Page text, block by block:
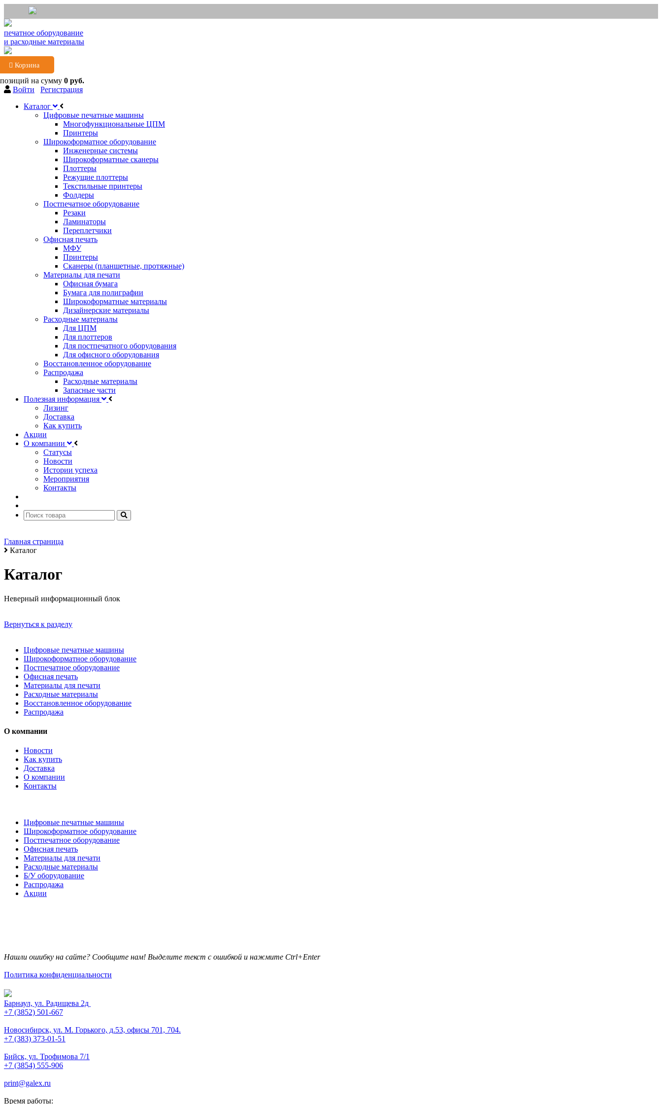
печатное оборудование
и расходные материалы
Корзина
на сумму 0 руб.
Войти
Регистрация
Каталог
Цифровые печатные машины
Многофункциональные ЦПМ
Принтеры
Широкоформатное оборудование
Инженерные системы
Широкоформатные сканеры
Плоттеры
Режущие плоттеры
Текстильные принтеры
Фолдеры
Постпечатное оборудование
Резаки
Ламинаторы
Переплетчики
Офисная печать
МФУ
Принтеры
Сканеры (планшетные, протяжные)
Материалы для печати
Офисная бумага
Бумага для полиграфии
Широкоформатные материалы
Дизайнерские материалы
Расходные материалы
Для ЦПМ
Для плоттеров
Для постпечатного оборудования
Для офисного оборудования
Восстановленное оборудование
Распродажа
Расходные материалы
Запасные части
Полезная информация
Лизинг
Доставка
Как купить
Акции
О компании
Статусы
Новости
Истории успеха
Мероприятия
Контакты
Главная страница
Каталог
Каталог
Неверный информационный блок
Вернуться к разделу
Цифровые печатные машины
Широкоформатное оборудование
Постпечатное оборудование
Офисная печать
Материалы для печати
Расходные материалы
Восстановленное оборудование
Распродажа
О компании
Новости
Как купить
Доставка
О компании
Контакты
Цифровые печатные машины
Широкоформатное оборудование
Постпечатное оборудование
Офисная печать
Материалы для печати
Расходные материалы
Б/У оборудование
Распродажа
Акции
Нашли ошибку на сайте? Сообщите нам! Выделите текст с ошибкой и нажмите Ctrl+Enter
Политика конфиденциальности
Барнаул, ул. Радищева 2д
+7 (3852) 501-667
Новосибирск, ул. М. Горького, д.53, офисы 701, 704.
+7 (383) 373-01-51
Бийск, ул. Трофимова 7/1
+7 (3854) 555-906
print@galex.ru
Время работы: